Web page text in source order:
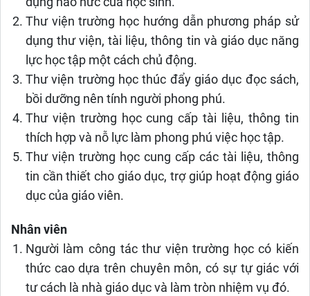
Thư viện trường học hướng dẫn phương pháp sử
dụng thư viện, tài liệu, thông tin và giáo dục năng
lực học tập một cách chủ động.
Thư viện trường học thúc đẩy giáo dục đọc sách,
bồi dưỡng nên tính người phong phú.
Thư viện trường học cung cấp tài liệu, thông tin
thích hợp và nỗ lực làm phong phú việc học tập.
Thư viện trường học cung cấp các tài liệu, thông
tin cần thiết cho giáo dục, trợ giúp hoạt động giáo
dục của giáo viên.
Nhân viên
Người làm công tác thư viện trường học có kiến
thức cao dựa trên chuyên môn, có sự tự giác với
tư cách là nhà giáo dục và làm tròn nhiệm vụ đó.